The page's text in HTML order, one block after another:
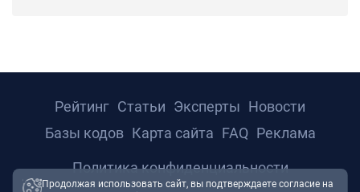
Рейтинг Статьи Эксперты Новости
Базы кодов Карта сайта FAQ Реклама
Политика конфиденциальности
Продолжая использовать сайт, вы подтверждаете согласие на